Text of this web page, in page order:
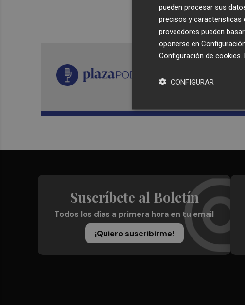
Suscríbete al Boletín
Todos los días a primera hora en tu email
¡Quiero suscribirme!
pueden procesar sus
precisos y características
proveedores pueden
oponerse en
Configuración de cookies
CONFIGURAR